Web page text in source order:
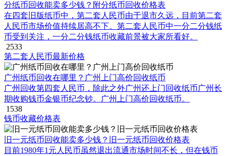
分纸币回收能卖多少钱？附分纸币回收价格表
在四套旧版纸币中，第二套人民币由于退市久远，目前第二套
人民币市场价值持续居高不下。第二套人民币中一分二分钱纸
币受到关注，一分二分钱纸币收藏前景被大家所看好。
2533
第二套人民币最新价格
广州纸币回收在哪里？广州上门高价回收纸币
广州回收第四套人民币，除此之外广州还上门回收纸币广州长
期收购钱币金银币纪念钞。广州上门高价回收纸币。
1538
钱币收藏价格表
旧一元纸币回收能卖多少钱？旧一元纸币回收价格表
目前1980年1元人民币虽然退出流通市场时间不长，但在钱币